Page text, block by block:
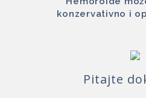
konzervativno i
Pitajte